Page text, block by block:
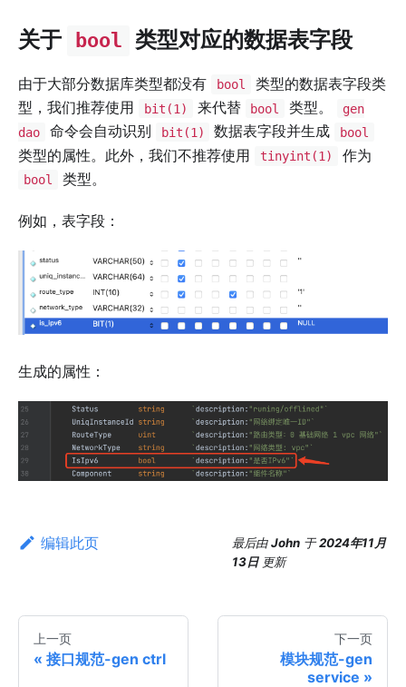
关于 bool 类型对应的数据表字段
由于大部分数据库类型都没有 bool
类型的数据表字段类
型，我们推荐使用
bit(1) 来代替 bool 类型。
gen
dao
命令会自动识别 bit(1) 数据表字段并生成 bool
类型的属性。此外，我们不推荐使用 tinyint(1) 作为
bool 类型。
例如，表字段：
生成的属性：
编辑此页 最后由John 于2024年11月
13日 更新
上一页
接口规范-gen ctrl
下一页
模块规范-gen
service